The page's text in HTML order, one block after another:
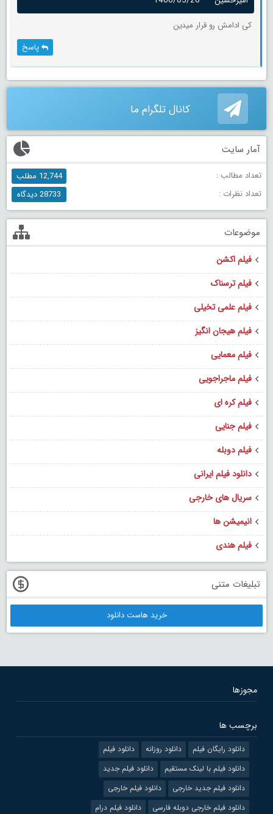
کی ادامش رو قرار میدین
پاسخ
کانال تلگرام ما
آمار سایت
تعداد مطالب :
12,744 مطلب
تعداد نظرات :
28733 دیدگاه
موضوعات
فیلم اکشن
فیلم ترسناک
فیلم علمی تخیلی
فیلم هیجان انگیز
فیلم معمایی
فیلم ماجراجویی
فیلم کره ای
فیلم جنایی
فیلم دوبله
دانلود فیلم ایرانی
سریال های خارجی
انیمیشن ها
فیلم هندی
تبلیغات متنی
خرید هاست دانلود
مجوزها
برچسب ها
دانلود رایگان فیلم دانلود روزانه
دانلود فیلم
دانلود فیلم با لینک مستقیم
دانلود فیلم جدید
دانلود فیلم جدید خارجی
دانلود فیلم خارجی
دانلود فیلم خارجی دوبله فارسی
دانلود فیلم درام